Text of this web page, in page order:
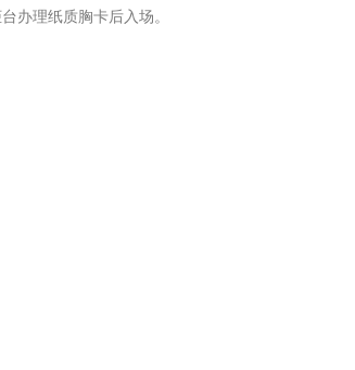
办理纸质胸卡后入场。